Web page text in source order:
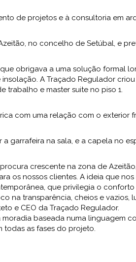
de projetos e à consultoria em
no concelho de Setúbal, e
obrigava a uma solução formal
A Traçado Regulador
trabalho e master suite no piso 1.
com uma relação com o exterior
garrafeira na sala, e a capela no
crescente na zona de
os nossos clientes. A ideia que
que privilegia o
na transparência, cheios e
e CEO da Traçado Regulador.
baseada numa linguagem
todas as fases do projeto.